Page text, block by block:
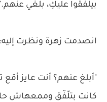
بيلفّقوا عليكِ، بلغِّي
انصدمت زهرة ونظرت إليه:
"أبلغ عنهم؟ أنت عايز
كانت بتلّفّق وممعهاش